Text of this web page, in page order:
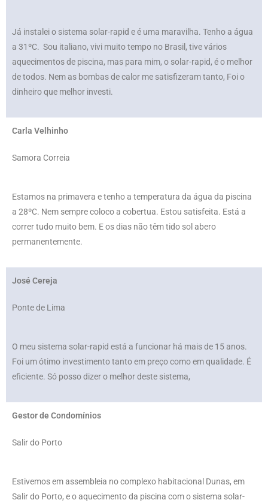
Já instalei o sistema solar-rapid e é uma maravilha. Tenho a água
a 31ºC. Sou italiano, vivi muito tempo no Brasil, tive vários
aquecimentos de piscina, mas para mim, o solar-rapid, é o melhor
de todos. Nem as bombas de calor me satisfizeram tanto, Foi o
dinheiro que melhor investi.
Carla Velhinho
Samora Correia
Estamos na primavera e tenho a temperatura da água da piscina
a 28ºC. Nem sempre coloco a cobertua. Estou satisfeita. Está a
correr tudo muito bem. E os dias não têm tido sol abero
permanentemente.
José Cereja
Ponte de Lima
O meu sistema solar-rapid está a funcionar há mais de 15 anos.
Foi um ótimo investimento tanto em preço como em qualidade. É
eficiente. Só posso dizer o melhor deste sistema,
Gestor de Condomínios
Salir do Porto
Estivemos em assembleia no complexo habitacional Dunas, em
Salir do Porto, e o aquecimento da piscina com o sistema solar-